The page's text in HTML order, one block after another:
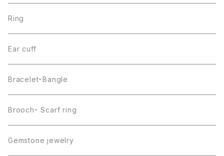
Ring
Ear cuff
Bracelet・Bangle
Brooch・ Scarf ring
Gemstone jewelry